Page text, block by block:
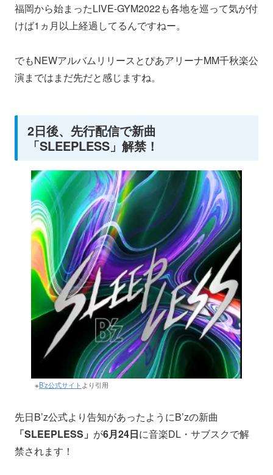
福岡から始まったLIVE-GYM2022も各地を巡って気が付
けば1ヵ月以上経過してるんですねー。
でもNEWアルバムリリースとぴあアリーナMM千秋楽公
演まではまだ先だと感じますね。
2日後、先行配信で新曲
「SLEEPLESS」解禁！
※B’z公式サイト より引用
先日B’z公式より告知があったようにB’zの新曲
「SLEEPLESS」 が6月24日に音楽DL・サブスクで解
禁されます！